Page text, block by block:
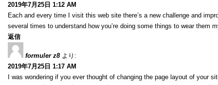
2019年7月25日 1:12 AM
Each and every time I visit this web site there’s a new challenge and
several times to understand how you’re doing some things to wear them
返信
formuler z8 より:
2019年7月25日 1:17 AM
I was wondering if you ever thought of changing the page layout of your